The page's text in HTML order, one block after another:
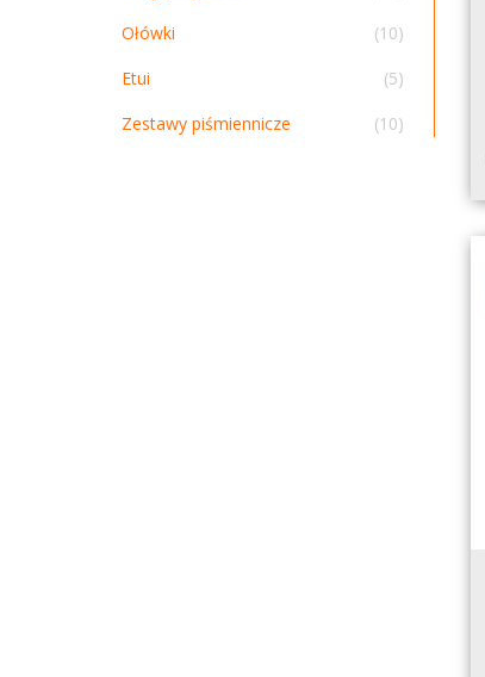
Ołówki
(10)
Etui
(5)
Zestawy piśmiennicze
(10)